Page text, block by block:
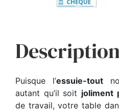
Puisque l’essuie-tout
autant qu’il soit joliment
de travail, votre table